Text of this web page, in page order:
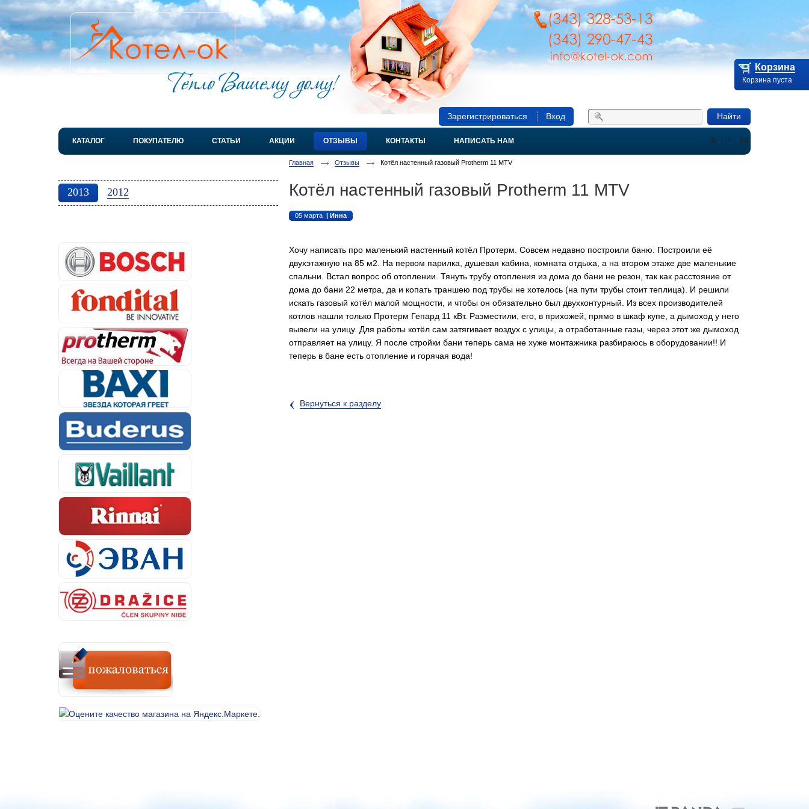
Зарегистрироваться Вход Найти
контакты
КАТАЛОГ ПОКУПАТЕЛЮ СТАТЬИ АКЦИИ ОТЗЫВЫ КОНТАКТЫ НАПИСАТЬ НАМ
Корзина
Корзина пуста
2013 2012
Главная Отзывы Котёл настенный газовый Protherm 11 MTV
Котёл настенный газовый Protherm 11 MTV
05 марта | Инна
Хочу написать про маленький настенный котёл Протерм. Совсем недавно построили баню. Построили её
двухэтажную на 85 м2. На первом парилка, душевая кабина, комната отдыха, а на втором этаже две маленькие
спальни. Встал вопрос об отоплении. Тянуть трубу отопления из дома до бани не резон, так как расстояние от
дома до бани 22 метра, да и копать траншею под трубы не хотелось (на пути трубы стоит теплица). И решили
искать газовый котёл малой мощности, и чтобы он обязательно был двухконтурный. Из всех производителей
котлов нашли только Протерм Гепард 11 кВт. Разместили, его, в прихожей, прямо в шкаф купе, а дымоход у него
вывели на улицу. Для работы котёл сам затягивает воздух с улицы, а отработанные газы, через этот же дымоход
отправляет на улицу. Я после стройки бани теперь сама не хуже монтажника разбираюсь в оборудовании!! И
теперь в бане есть отопление и горячая вода!
‹ Вернуться к разделу